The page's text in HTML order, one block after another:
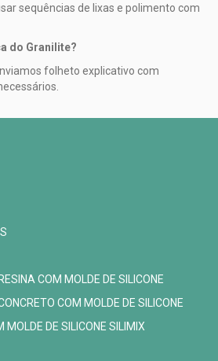
sequências de lixas e polimento com
do Granilite?
folheto explicativo com
COM MOLDE DE SILICONE
COM MOLDE DE SILICONE
DE SILICONE SILIMIX